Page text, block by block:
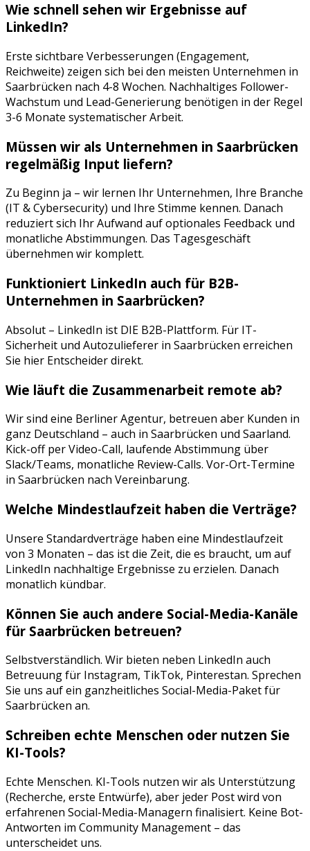
Wie schnell sehen wir Ergebnisse auf
LinkedIn?
Erste sichtbare Verbesserungen (Engagement,
Reichweite) zeigen sich bei den meisten Unternehmen in
Saarbrücken nach 4-8 Wochen. Nachhaltiges Follower-
Wachstum und Lead-Generierung benötigen in der Regel
3-6 Monate systematischer Arbeit.
Müssen wir als Unternehmen in Saarbrücken
regelmäßig Input liefern?
Zu Beginn ja – wir lernen Ihr Unternehmen, Ihre Branche
(IT & Cybersecurity) und Ihre Stimme kennen. Danach
reduziert sich Ihr Aufwand auf optionales Feedback und
monatliche Abstimmungen. Das Tagesgeschäft
übernehmen wir komplett.
Funktioniert LinkedIn auch für B2B-
Unternehmen in Saarbrücken?
Absolut – LinkedIn ist DIE B2B-Plattform. Für IT-
Sicherheit und Autozulieferer in Saarbrücken erreichen
Sie hier Entscheider direkt.
Wie läuft die Zusammenarbeit remote ab?
Wir sind eine Berliner Agentur, betreuen aber Kunden in
ganz Deutschland – auch in Saarbrücken und Saarland.
Kick-off per Video-Call, laufende Abstimmung über
Slack/Teams, monatliche Review-Calls. Vor-Ort-Termine
in Saarbrücken nach Vereinbarung.
Welche Mindestlaufzeit haben die Verträge?
Unsere Standardverträge haben eine Mindestlaufzeit
von 3 Monaten – das ist die Zeit, die es braucht, um auf
LinkedIn nachhaltige Ergebnisse zu erzielen. Danach
monatlich kündbar.
Können Sie auch andere Social-Media-Kanäle
für Saarbrücken betreuen?
Selbstverständlich. Wir bieten neben LinkedIn auch
Betreuung für Instagram, TikTok, Pinterestan. Sprechen
Sie uns auf ein ganzheitliches Social-Media-Paket für
Saarbrücken an.
Schreiben echte Menschen oder nutzen Sie
KI-Tools?
Echte Menschen. KI-Tools nutzen wir als Unterstützung
(Recherche, erste Entwürfe), aber jeder Post wird von
erfahrenen Social-Media-Managern finalisiert. Keine Bot-
Antworten im Community Management – das
unterscheidet uns.